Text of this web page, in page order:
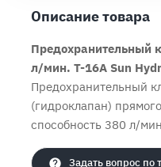
Описание товара
Предохранительный
л/мин. T-16A Sun
Предохранительный
(гидроклапан)
способность 380 л/
Задать вопрос по
Продолжить покупки